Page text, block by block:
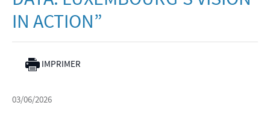
IN ACTION”
IMPRIMER
03/06/2026